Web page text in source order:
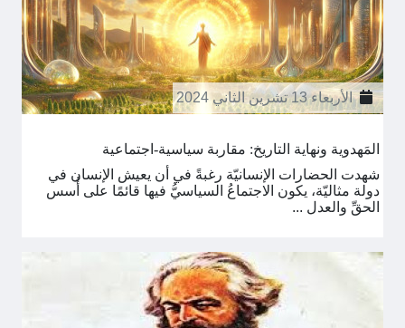
الأربعاء 13 تشرين الثاني 2024
المَهدوية ونهاية التاريخ: مقاربة سياسية-اجتماعية
شهدت الحضارات الإنسانيّة رغبةً في أن يعيش الإنسان في
دولة مثاليّة، يكون الاجتماعُ السياسيُّ فيها قائمًا على أُسس
الحقِّ والعدل ...